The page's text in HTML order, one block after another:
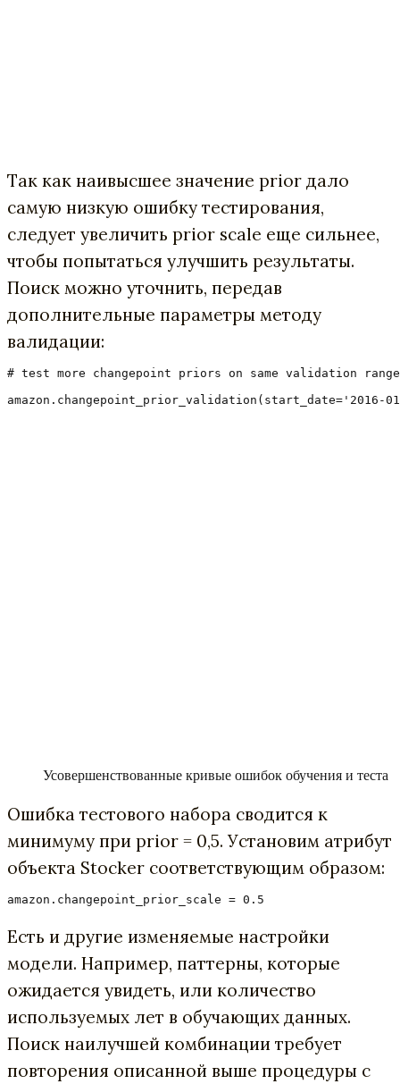
Так как наивысшее значение prior дало
самую низкую ошибку тестирования,
следует увеличить prior scale еще сильнее,
чтобы попытаться улучшить результаты.
Поиск можно уточнить, передав
дополнительные параметры методу
валидации:
# test more changepoint priors on same validation range
Усовершенствованные кривые ошибок обучения и теста
Ошибка тестового набора сводится к
минимуму при prior = 0,5. Установим атрибут
объекта Stocker соответствующим образом:
amazon.changepoint_prior_scale = 0.5
Есть и другие изменяемые настройки
модели. Например, паттерны, которые
ожидается увидеть, или количество
используемых лет в обучающих данных.
Поиск наилучшей комбинации требует
повторения описанной выше процедуры с